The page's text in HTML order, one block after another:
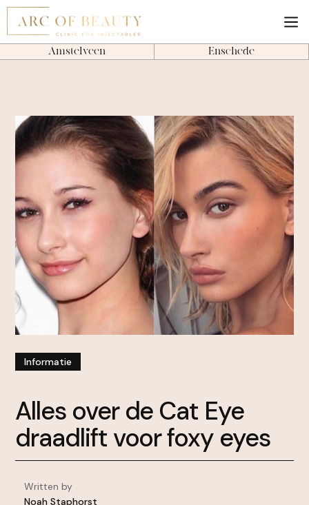
Amstelveen Enschede
Informatie
Alles over de Cat Eye
draadlift voor foxy eyes
Written by
Noah Staphorst